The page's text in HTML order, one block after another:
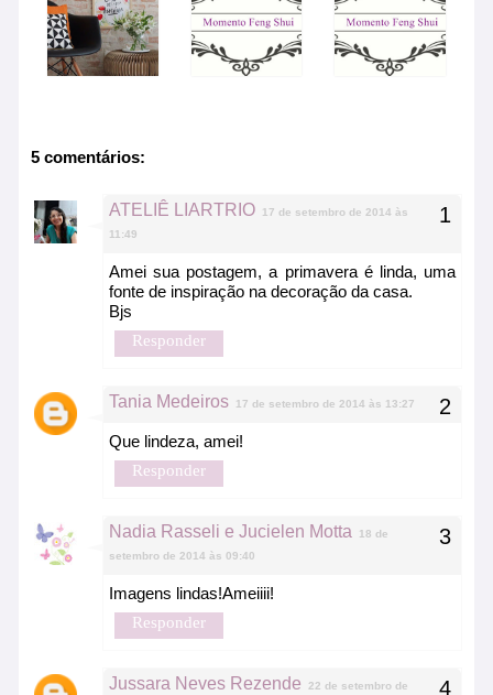
5 comentários:
ATELIÊ LIARTRIO
17 de setembro de 2014 às
11:49
Amei sua postagem, a primavera é linda, uma
fonte de inspiração na decoração da casa.
Bjs
Responder
Tania Medeiros 17 de setembro de 2014 às 13:27
Que lindeza, amei!
Responder
Nadia Rasseli e Jucielen Motta
18 de
setembro de 2014 às 09:40
Imagens lindas!Ameiiii!
Responder
Jussara Neves Rezende
22 de setembro de